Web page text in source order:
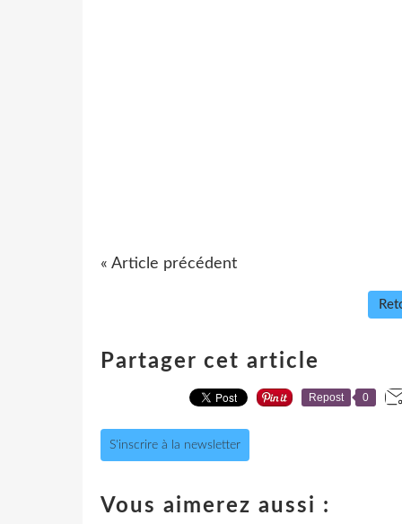
« Article précédent
Partager cet article
Repost 0
S'inscrire à la newsletter
Vous aimerez aussi :